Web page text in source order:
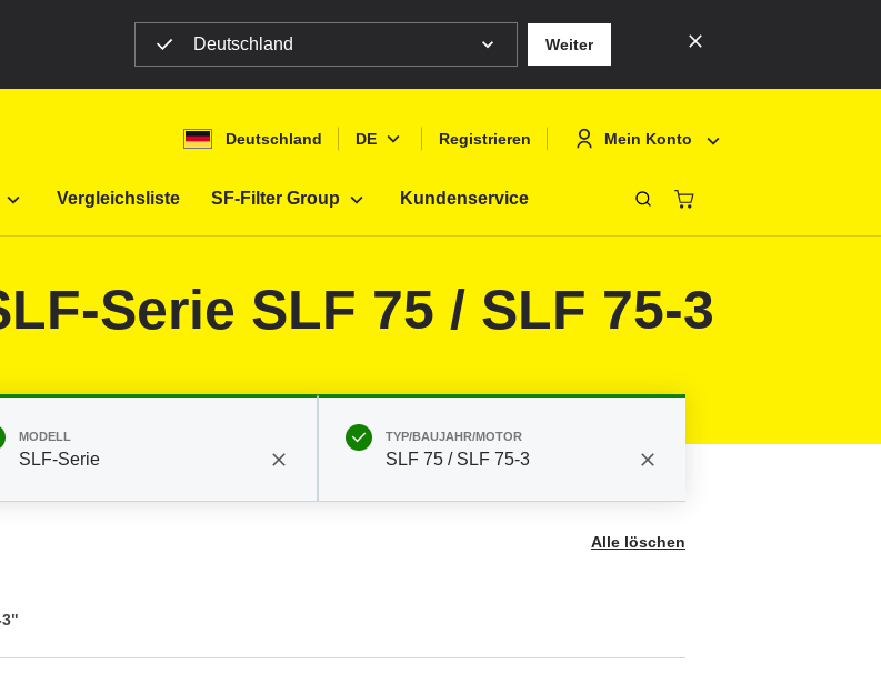
Deutschland Weiter
Deutschland DE
English
Registrieren Mein Konto
Vergleichsliste SF-Filter Group Kundenservice
Serie SLF 75 / SLF 75-3
MODELL
SLF-Serie
TYP/BAUJAHR/MOTOR
SLF 75 / SLF 75-3
Alle löschen
3"